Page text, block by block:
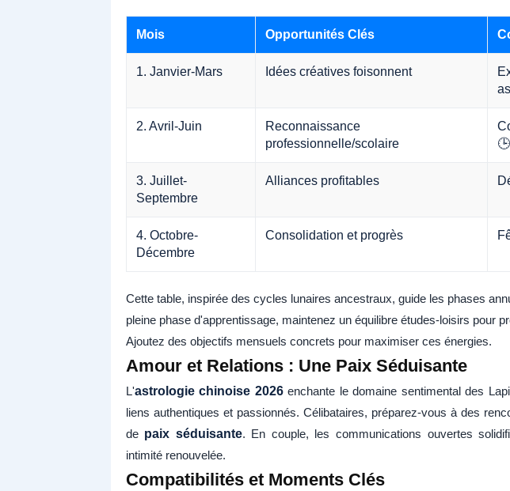
Mois Opportunités Clés
1. Janvier-Mars Idées créatives foisonnent
2. Avril-Juin
Reconnaissance
professionnelle/scolaire
🕒
3. Juillet-
Septembre
Alliances profitables
4. Octobre-
Décembre
Consolidation et progrès
Cette table, inspirée des cycles lunaires ancestraux, guide les phases
pleine phase d'apprentissage, maintenez un équilibre études-loisirs pour
Ajoutez des objectifs mensuels concrets pour maximiser ces énergies.
Amour et Relations : Une Paix Séduisante
L'astrologie chinoise 2026enchante le domaine sentimental des
liens authentiques et passionnés. Célibataires, préparez-vous à des
de paix séduisante. En couple, les communications ouvertes
intimité renouvelée.
Compatibilités et Moments Clés